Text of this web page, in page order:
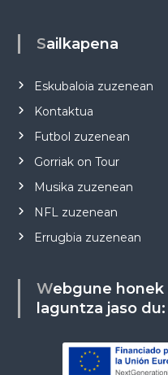
Sailkapena
Eskubaloia zuzenean
Kontaktua
Futbol zuzenean
Gorriak on Tour
Musika zuzenean
NFL zuzenean
Errugbia zuzenean
Webgune honek erakunde hauen diru-
laguntza jaso du: